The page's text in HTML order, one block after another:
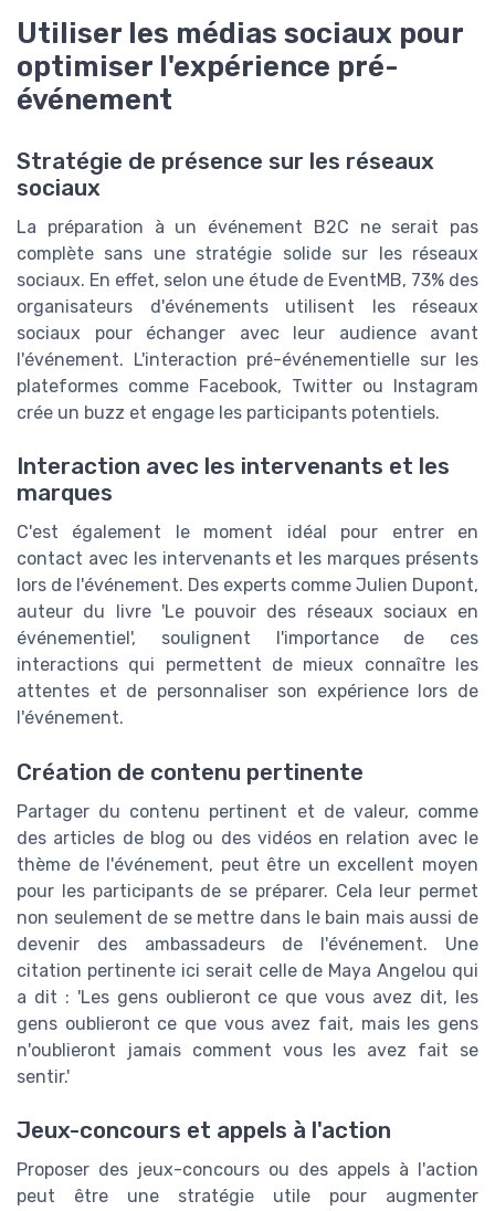
Utiliser les médias sociaux pour
optimiser l'expérience pré-
événement
Stratégie de présence sur les réseaux
sociaux
La préparation à un événement B2C ne serait pas
complète sans une stratégie solide sur les réseaux
sociaux. En effet, selon une étude de EventMB, 73% des
organisateurs d'événements utilisent les réseaux
sociaux pour échanger avec leur audience avant
l'événement. L'interaction pré-événementielle sur les
plateformes comme Facebook, Twitter ou Instagram
crée un buzz et engage les participants potentiels.
Interaction avec les intervenants et les
marques
C'est également le moment idéal pour entrer en
contact avec les intervenants et les marques présents
lors de l'événement. Des experts comme Julien Dupont,
auteur du livre 'Le pouvoir des réseaux sociaux en
événementiel', soulignent l'importance de ces
interactions qui permettent de mieux connaître les
attentes et de personnaliser son expérience lors de
l'événement.
Création de contenu pertinente
Partager du contenu pertinent et de valeur, comme
des articles de blog ou des vidéos en relation avec le
thème de l'événement, peut être un excellent moyen
pour les participants de se préparer. Cela leur permet
non seulement de se mettre dans le bain mais aussi de
devenir des ambassadeurs de l'événement. Une
citation pertinente ici serait celle de Maya Angelou qui
a dit : 'Les gens oublieront ce que vous avez dit, les
gens oublieront ce que vous avez fait, mais les gens
n'oublieront jamais comment vous les avez fait se
sentir.'
Jeux-concours et appels à l'action
Proposer des jeux-concours ou des appels à l'action
peut être une stratégie utile pour augmenter